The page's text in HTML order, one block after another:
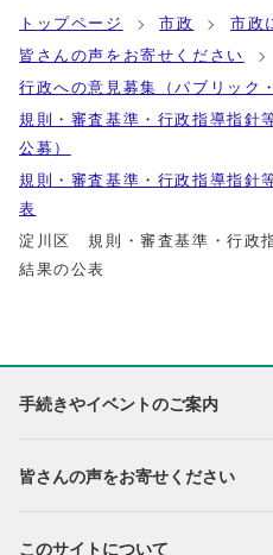
トップページ 市政
市政
皆さんの声をお寄せください
行政への意見募集（パブリック
規則・審査基準・行政指導指針
公募）
規則・審査基準・行政指導指針
表
淀川区 規則・審査基準・行政
結果の公表
手続きやイベントのご案内
皆さんの声をお寄せください
このサイトについて